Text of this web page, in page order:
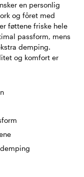
en personlig
og fôret med
føttene friske hele
passform, mens
demping.
og komfort er